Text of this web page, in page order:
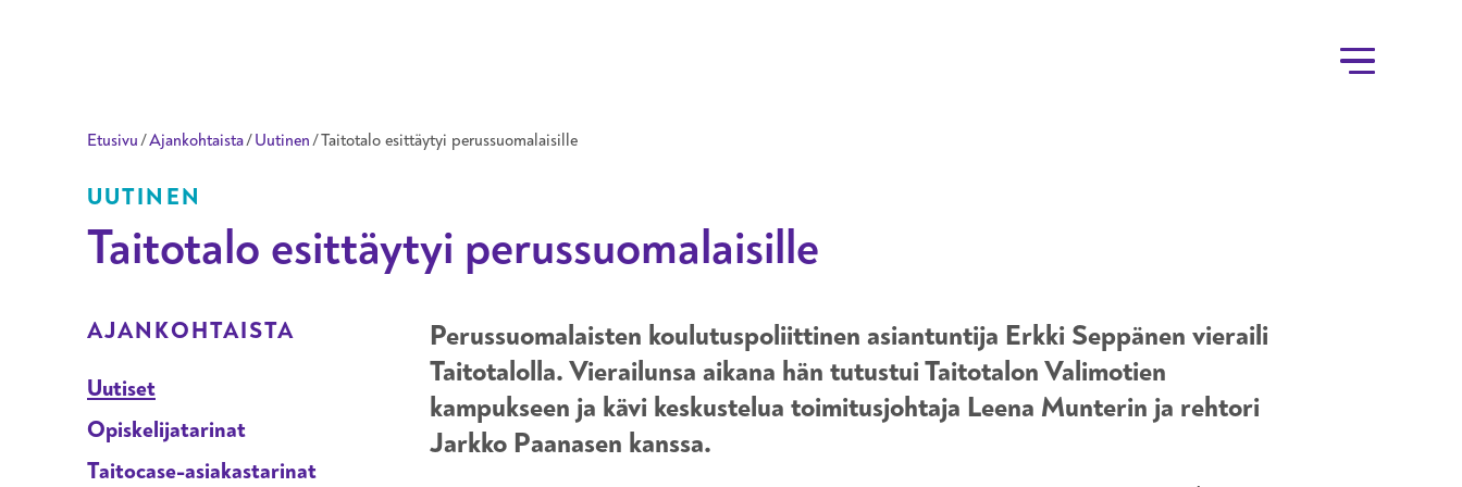
Etusivu/Ajankohtaista/Uutinen/Taitotalo esittäytyi perussuomalaisille
Taitotalo esittäytyi perussuomalaisille
UUTINEN
Perussuomalaisten koulutuspoliittinen asiantuntija Erkki Seppänen vieraili
Taitotalolla. Vierailunsa aikana hän tutustui Taitotalon Valimotien
kampukseen ja kävi keskustelua toimitusjohtaja Leena Munterin ja rehtori
Jarkko Paanasen kanssa.
ALAVALIKKO OSIOLLE
AJANKOHTAISTA
Uutiset
Opiskelijatarinat
Taitocase-asiakastarinat